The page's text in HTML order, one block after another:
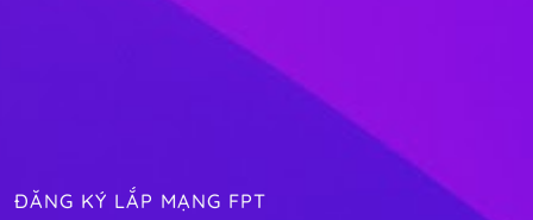
ĐĂNG KÝ LẮP MẠNG FPT